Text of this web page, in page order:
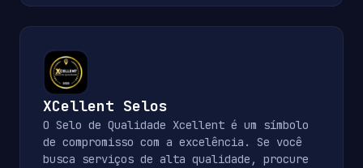
XCellent Selos
O Selo de Qualidade Xcellent é um símbolo
de compromisso com a excelência. Se você
busca serviços de alta qualidade, procure